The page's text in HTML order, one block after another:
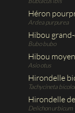
Héron
Ardea purpurea
Hibou
Bubo bubo
Hibou
Asio otus
Hirondelle
Tachycineta
Hirondelle
Delichon urbicum